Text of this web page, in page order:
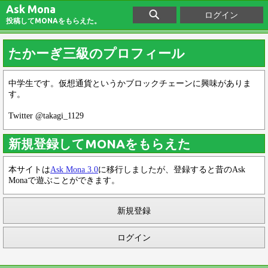
Ask Mona
投稿してMONAをもらえた。
ログイン
たかーぎ三級のプロフィール
中学生です。仮想通貨というかブロックチェーンに興味がありま
す。
Twitter @takagi_1129
新規登録してMONAをもらえた
本サイトはAsk Mona 3.0に移行しましたが、登録すると昔のAsk
Monaで遊ぶことができます。
新規登録
ログイン